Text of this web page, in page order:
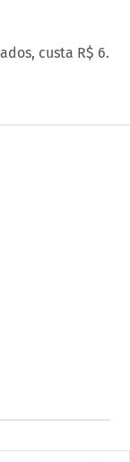
custa R$ 6.